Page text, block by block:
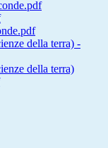
della terra) -
della terra)